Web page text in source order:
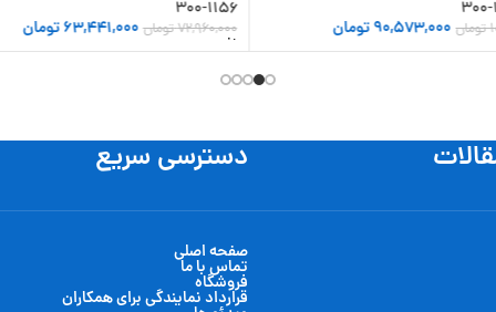
تومان 90,573,000تومان
خرید
1156-300
72,960,000تومان 63,441,000تومان
افزودن به سبد خرید
دسترسی سریع
صفحه اصلی
تماس با ما
فروشگاه
قرارداد نمایندگی برای همکاران